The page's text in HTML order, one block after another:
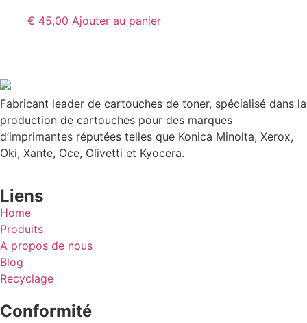
€ 45,00 Ajouter au panier
Fabricant leader de cartouches de toner, spécialisé dans la
production de cartouches pour des marques
d’imprimantes réputées telles que Konica Minolta, Xerox,
Oki, Xante, Oce, Olivetti et Kyocera.
Liens
Home
Produits
A propos de nous
Blog
Recyclage
Conformité